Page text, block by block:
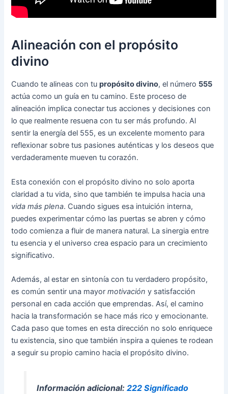
Alineación con el propósito
divino
Cuando te alineas con tupropósito divino, el número 555
actúa como un guía en tu camino. Este proceso de
alineación implica conectar tus acciones y decisiones con
lo que realmente resuena con tu ser más profundo. Al
sentir la energía del 555, es un excelente momento para
reflexionar sobre tus pasiones auténticas y los deseos que
verdaderamente mueven tu corazón.
Esta conexión con el propósito divino no solo aporta
claridad a tu vida, sino que también te impulsa hacia una
vida más plena. Cuando sigues esa intuición interna,
puedes experimentar cómo las puertas se abren y cómo
todo comienza a fluir de manera natural. La sinergia entre
tu esencia y el universo crea espacio para un crecimiento
significativo.
Además, al estar en sintonía con tu verdadero propósito,
es común sentir una mayormotivación y satisfacción
personal en cada acción que emprendas. Así, el camino
hacia la transformación se hace más rico y emocionante.
Cada paso que tomes en esta dirección no solo enriquece
tu existencia, sino que también inspira a quienes te rodean
a seguir su propio camino hacia el propósito divino.
Información adicional: 222 Significado